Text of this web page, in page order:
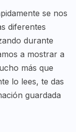
se nos
diferentes
durante
a mostrar a
más que
lo lees, te das
guardada